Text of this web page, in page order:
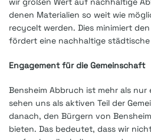
denen Materialien so weit wie
recycelt werden. Dies minimiert
fördert eine nachhaltige
Engagement für die Gemeinschaft
Bensheim Abbruch ist mehr als nur
sehen uns als aktiven Teil der
danach, den Bürgern von
bieten. Das bedeutet, dass wir